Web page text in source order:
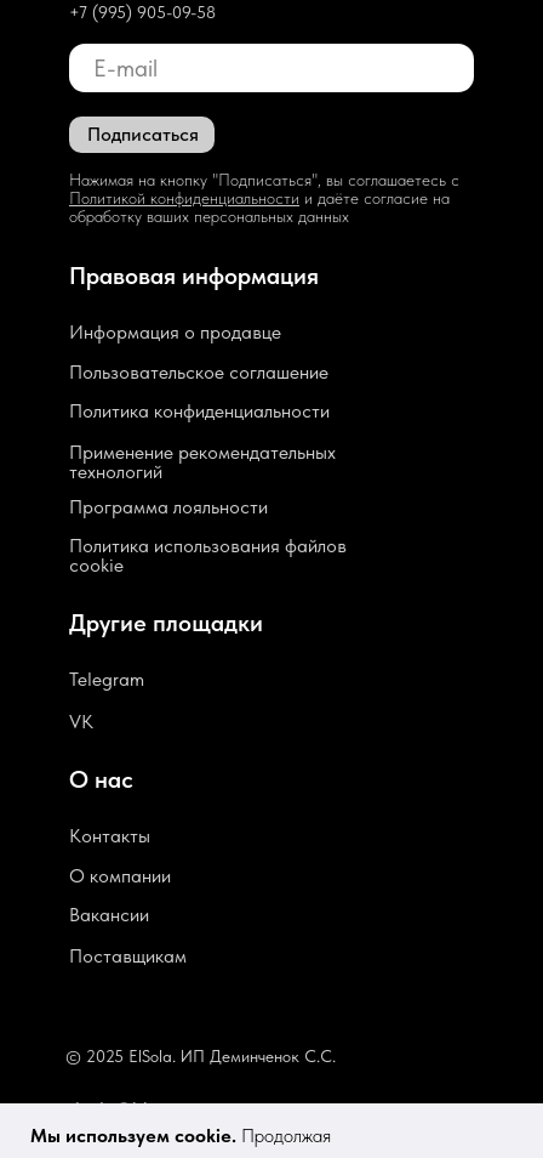
Мы используем cookie. Продолжая
Подписаться
Нажимая на кнопку "Подписаться", вы соглашаетесь с
Политикой конфиденциальности и даёте согласие на
обработку ваших персональных данных
Пользовательское соглашение
Политика конфиденциальности
Программа лояльности
Политика использования файлов
cookie
elsola@bk.ru
Применение рекомендательных
технологий
Информация о продавце
Контакты
© 2025 ElSola. ИП Деминченок С.С.
Поставщикам
Вакансии
О компании
Telegram
VK
Правовая информация
О нас
Другие площадки
+7 (995) 905-09-58